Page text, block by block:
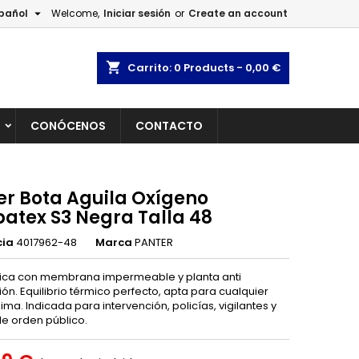
Welcome, Iniciar sesión or Create an account

shopping_cart Carrito: 0 Products - 0,00 €
CONÓCENOS CONTACTO
Bota Aguila Oxígeno
S3 Negra Talla 48
4017962-48 Marca PANTER
con membrana impermeable y planta anti
Equilibrio térmico perfecto, apta para cualquier
Indicada para intervención, policías, vigilantes y
orden público.